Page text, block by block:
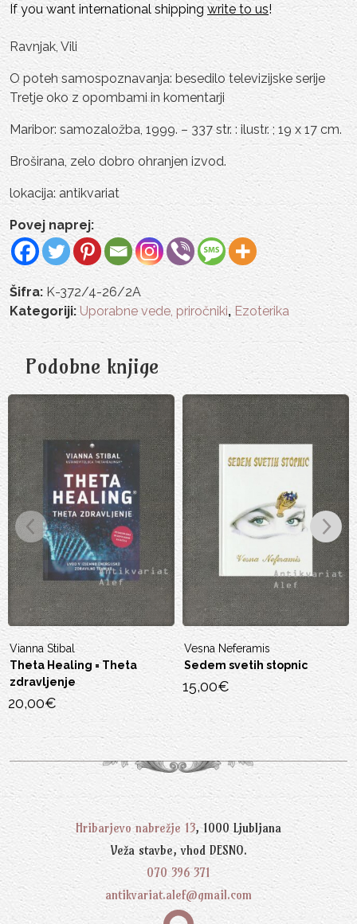
If you want international shippingwrite to us!
Ravnjak, Vili
O poteh samospoznavanja: besedilo televizijske serije
Tretje oko z opombami in komentarji
Maribor: samozaložba, 1999. – 337 str. : ilustr. ; 19 x 17 cm.
Broširana, zelo dobro ohranjen izvod.
lokacija: antikvariat
Povej naprej:
Šifra: K-372/4-26/2A
Kategoriji: Uporabne vede, priročniki, Ezoterika
Podobne knjige
Vesna Neferamis
Sedem svetih stopnic
15,00 €
Stephan A. von
Sai Baba govori
18,00€
Hribarjevo nabrežje 13, 1000 Ljubljana
Veža stavbe, vhod DESNO.
070 396 371
antikvariat.alef@gmail.com